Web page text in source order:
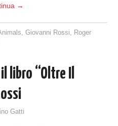
→
, Giovanni Rossi, Roger
libro “Oltre Il
Gatti